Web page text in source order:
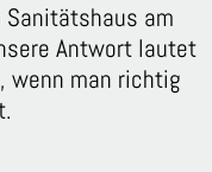
am
Antwort lautet
wenn man richtig